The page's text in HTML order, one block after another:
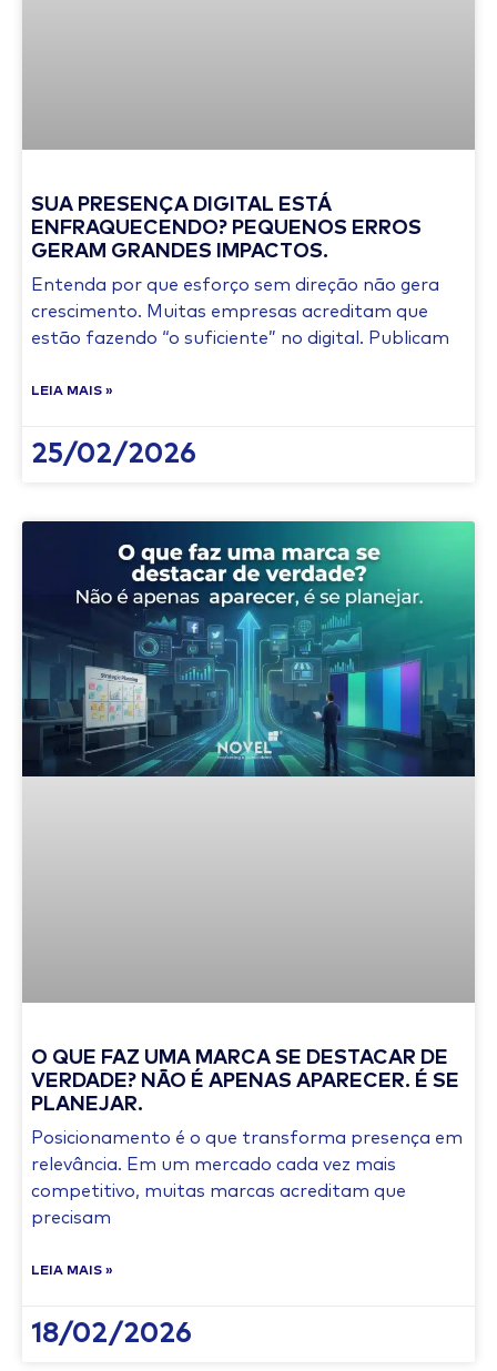
SUA PRESENÇA DIGITAL ESTÁ
ENFRAQUECENDO? PEQUENOS ERROS
GERAM GRANDES IMPACTOS.
Entenda por que esforço sem direção não gera
crescimento. Muitas empresas acreditam que
estão fazendo “o suficiente” no digital. Publicam
LEIA MAIS »
25/02/2026
O QUE FAZ UMA MARCA SE DESTACAR DE
VERDADE? NÃO É APENAS APARECER. É SE
PLANEJAR.
Posicionamento é o que transforma presença em
relevância. Em um mercado cada vez mais
competitivo, muitas marcas acreditam que
precisam
LEIA MAIS »
18/02/2026